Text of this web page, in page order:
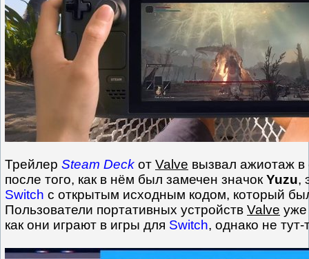
Трейлер Steam Deck от Valve вызвал ажиотаж в
после того, как в нём был замечен значокYuzu,
Switch с открытым исходным кодом, который
Пользователи портативных устройств Valve уже
как они играют в игры для Switch, однако не